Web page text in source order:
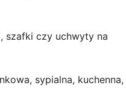
szafki czy uchwyty na
sypialna, kuchenna,